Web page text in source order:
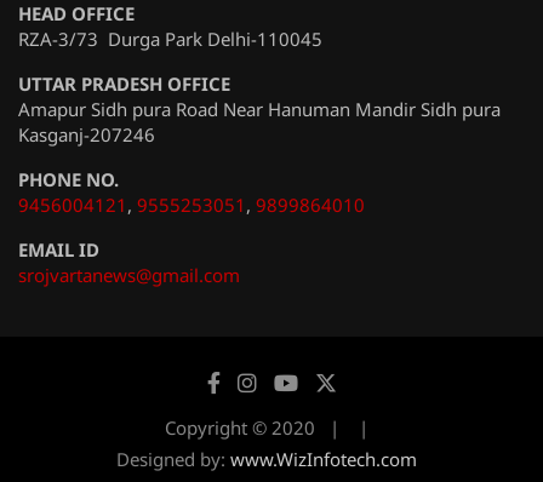
HEAD OFFICE
RZA-3/73 Durga Park Delhi-110045
UTTAR PRADESH OFFICE
Amapur Sidh pura Road Near Hanuman Mandir Sidh pura
Kasganj-207246
PHONE NO.
9456004121 , 9555253051 , 9899864010
EMAIL ID
srojvartanews@gmail.com
Copyright © 2020
Designed by: www.WizInfotech.com